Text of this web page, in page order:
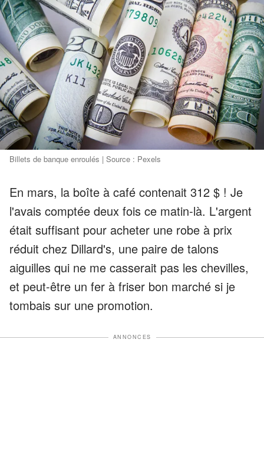
Billets de banque enroulés | Source : Pexels
En mars, la boîte à café contenait 312 $ ! Je
l'avais comptée deux fois ce matin-là. L'argent
était suffisant pour acheter une robe à prix
réduit chez Dillard's, une paire de talons
aiguilles qui ne me casserait pas les chevilles,
et peut-être un fer à friser bon marché si je
tombais sur une promotion.
ANNONCES